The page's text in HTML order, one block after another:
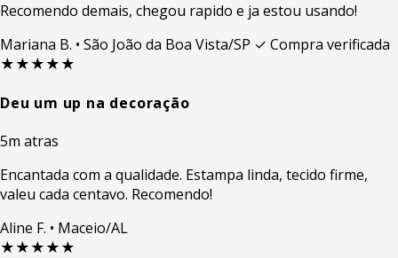
Recomendo demais, chegou rapido e ja estou usando!
Mariana B. • São João da Boa Vista/SP ✓ Compra verificada
★★★★★
Deu um up na decoração
5m atras
Encantada com a qualidade. Estampa linda, tecido firme,
valeu cada centavo. Recomendo!
Aline F. • Maceio/AL
★★★★★